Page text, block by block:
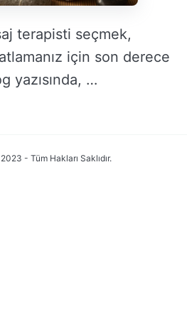
terapisti seçmek,
için son derece
yazısında, …
- Tüm Hakları Saklıdır.